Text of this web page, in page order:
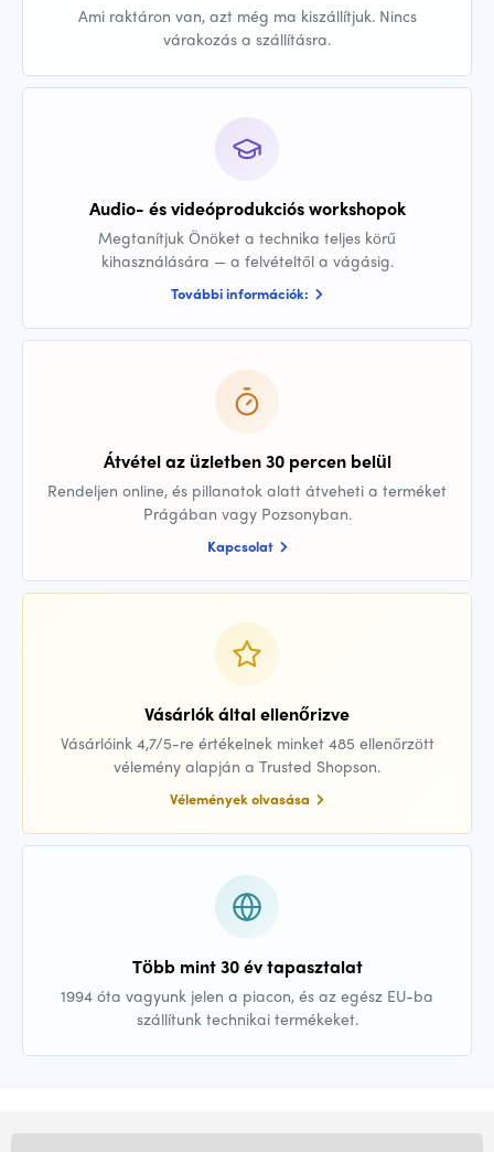
Ami raktáron van, azt még ma kiszállítjuk. Nincs
várakozás a szállításra.
Audio- és videóprodukciós workshopok
Megtanítjuk Önöket a technika teljes körű
kihasználására — a felvételtől a vágásig.
További információk:
Átvétel az üzletben 30 percen belül
Rendeljen online, és pillanatok alatt átveheti a terméket
Prágában vagy Pozsonyban.
Kapcsolat
Vásárlók által ellenőrizve
Vásárlóink 4,7/5-re értékelnek minket 485 ellenőrzött
vélemény alapján a Trusted Shopson.
Vélemények olvasása
Több mint 30 év tapasztalat
1994 óta vagyunk jelen a piacon, és az egész EU-ba
szállítunk technikai termékeket.